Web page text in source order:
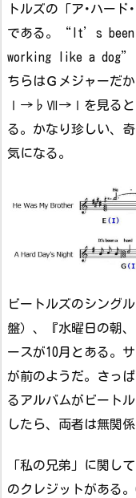
トルズの「ア･ハー
である。“It’s
working like a dog”
ちらはＧメジャーだ
Ⅰ→♭Ⅶ→Ⅰを見るとよ
る。かなり珍しい、
気になる。
ビートルズのシング
盤）、『水曜日の朝
ースが10月とある。
が前のようだ。さっ
るアルバムがビート
したら、両者は無関
「私の兄弟」に関し
のクレジットがある